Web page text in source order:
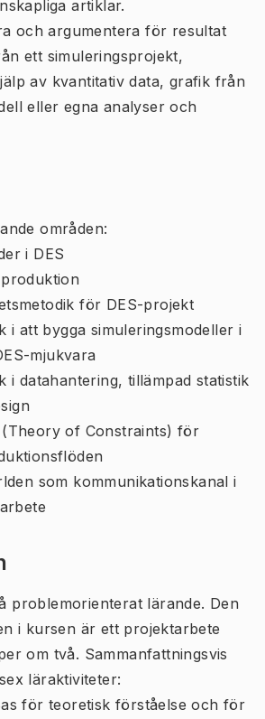
artiklar.
och argumentera för resultat
ett simuleringsprojekt,
av kvantitativ data, grafik från
eller egna analyser och
områden:
i DES
för DES-projekt
i att bygga simuleringsmodeller i
mjukvara
i datahantering, tillämpad statistik
of Constraints) för
som kommunikationskanal i
problemorienterat lärande. Den
i kursen är ett projektarbete
om två. Sammanfattningsvis
läraktiviteter:
för teoretisk förståelse och för